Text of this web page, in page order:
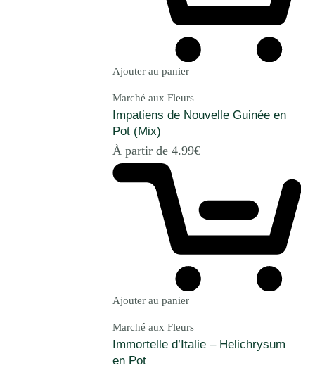
Ajouter au panier
Marché aux Fleurs
Impatiens de Nouvelle Guinée en
Pot (Mix)
À partir de 4.99€
Ajouter au panier
Marché aux Fleurs
Immortelle d’Italie – Helichrysum
en Pot